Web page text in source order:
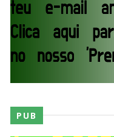
Dark Side of the
Butcher vs. Samoa
Unknown -Jul 26 2026
PUB